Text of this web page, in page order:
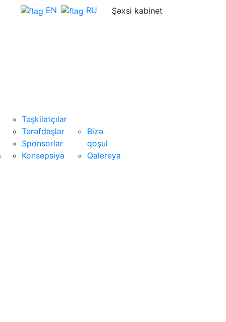
EN RU Şəxsi kabinet
Təşkilatçılar
Tərəfdaşlar
Sponsorlar
Konsepsiya
Bizə
qoşul
Qalereya